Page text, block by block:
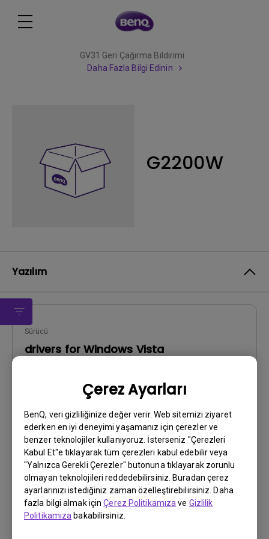
Çerez Ayarları
BenQ, veri gizliliğinize değer verir. Web sitemizi ziyaret
ederken en iyi deneyimi yaşamanız için çerezler ve
benzer teknolojiler kullanıyoruz. İsterseniz "Çerezleri
Kabul Et"e tıklayarak tüm çerezleri kabul edebilir veya
"Yalnızca Gerekli Çerezler" butonuna tıklayarak zorunlu
olmayan teknolojileri reddedebilirsiniz. Buradan çerez
ayarlarınızı istediğiniz zaman özelleştirebilirsiniz. Daha
fazla bilgi almak içinÇerez Politikamıza ve Gizlilik
Politikamıza bakabilirsiniz.
GV31 Geri Çağırma Bildirimi
Daha Fazla Bilgi Edinin
G2200W
Yazılım
Sürücü
drivers for Windows Vista
Güncelleme:2009/04/23
Dosya Boyutu:213.19 KB
İndir